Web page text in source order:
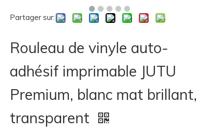
Partager sur:
Rouleau de vinyle auto-
adhésif imprimable JUTU
Premium, blanc mat brillant,
transparent